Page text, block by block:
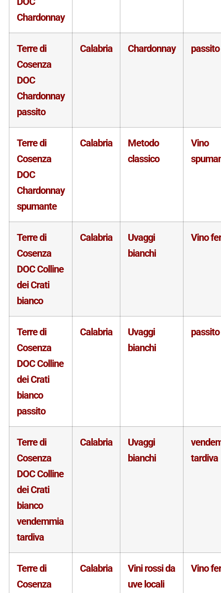
Chardonnay
Terre di
Cosenza
DOC
Chardonnay
passito
Calabria Chardonnay passito
Terre di
Cosenza
DOC
Chardonnay
spumante
Calabria
Metodo
classico
Vino
Terre di
Cosenza
DOC Colline
dei Crati
bianco
Calabria
Uvaggi
bianchi
Vino
Terre di
Cosenza
DOC Colline
dei Crati
bianco
passito
Calabria
Uvaggi
bianchi
passito
Terre di
Cosenza
DOC Colline
dei Crati
bianco
vendemmia
tardiva
Calabria
Uvaggi
bianchi
tardiva
Terre di
Cosenza
Calabria
Vini rossi da
uve locali
Vino